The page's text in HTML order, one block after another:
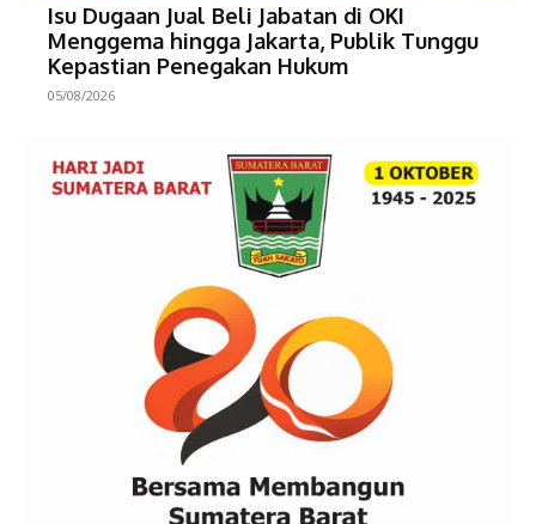
Isu Dugaan Jual Beli Jabatan di OKI
Menggema hingga Jakarta, Publik Tunggu
Kepastian Penegakan Hukum
05/08/2026